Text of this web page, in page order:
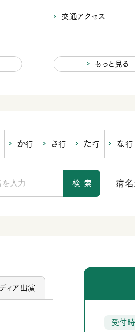
交通アクセス
もっと見る
か行 さ行 た行 な行
検 索 病名
ィア出演
受付